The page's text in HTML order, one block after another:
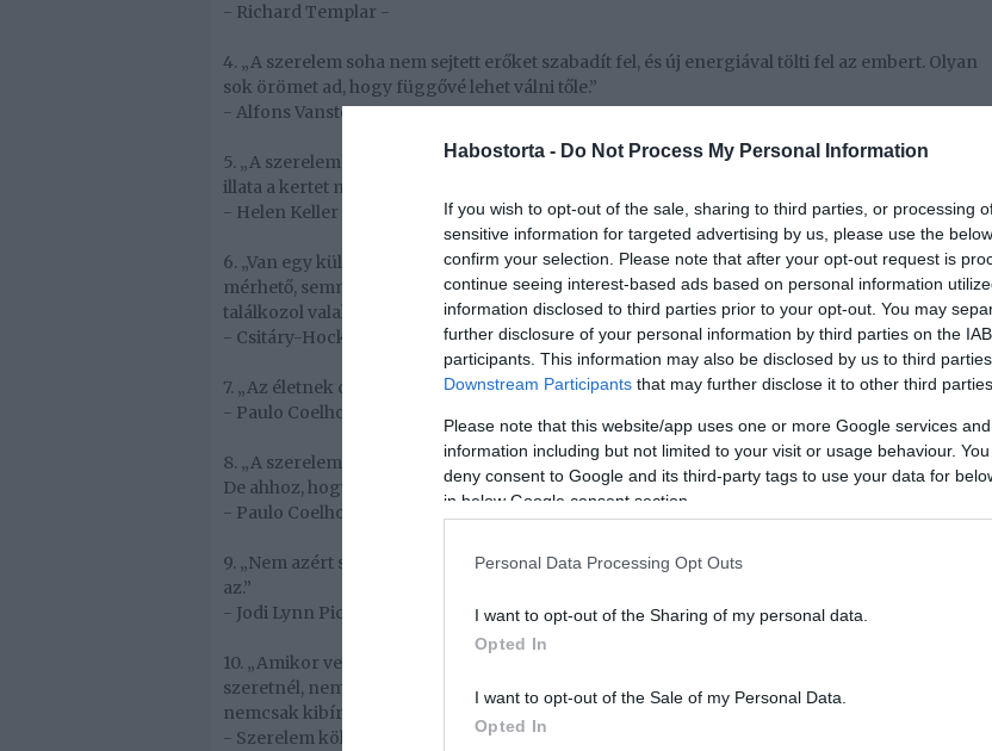
Habostorta - Do Not Process My Personal Information
If you wish to opt-out of the sale, sharing to third parties, or processing
sensitive information for targeted advertising by us, please use the
confirm your selection. Please note that after your opt-out request is
continue seeing interest-based ads based on personal information
information disclosed to third parties prior to your opt-out. You may
further disclosure of your personal information by third parties on the
participants. This information may also be disclosed by us to third
Downstream Participants that may further disclose it to other third
Please note that this website/app uses one or more Google services
information including but not limited to your visit or usage behaviour.
deny consent to Google and its third-party tags to use your data for
in below Google consent section.
Personal Data Processing Opt Outs
I want to opt-out of the Sharing of my personal data.
Opted In
I want to opt-out of the Sale of my Personal Data.
Opted In
- Richard Templar -
4. „A szerelem soha nem sejtett erőket szabadít fel, és új energiával tölti fel az embert. Olyan
sok örömet ad, hogy függővé lehet válni tőle.”
- Alfons Vansteenwegen -
5. „A szerelem olyan, mint egy gyönyörű virág, amit talán nem érinthetek, de aminek az
illata a kertet mindenképpen az öröm helyévé varázsolja.”
- Helen Keller -
6. „Van egy különleges találkozás. Minden másnál több, szebb, értékesebb. Semmihez sem
mérhető, semmivel sem mérhető. Talán csak csodákkal. Mert a legszebb dolog a világon, ha
találkozol valakivel, akivel egy a lelked. Mert ebből a találkozásból csodák születnek.”
- Csitáry-Hock Tamás -
7. „Az életnek csak akkor van értelme, ha van kivel megosztani az érzéseinket.”
- Paulo Coelho -
8. „A szerelem nem a másik emberben van, hanem bennünk. Mi ébresztjük föl magunkban.
De ahhoz, hogy fölébreszthessük, szükségünk van a másikra.”
- Paulo Coelho -
9. „Nem azért szeret az ember valakit, mert az tökéletes. Annak ellenére szereti, hogy nem
az.”
- Jodi Lynn Picoult -
10. „Amikor vele vagy, minden értelmet nyer. A szíved kalapál, mellette az vagy, aki lenni
szeretnél, nem pedig az, aki tényleg vagy. És a gondolat, hogy nélküle éld le az életed,
nemcsak kibírhatatlan, hanem elképzelhetetlen.”
- Szerelem kölcsönbe c. film -